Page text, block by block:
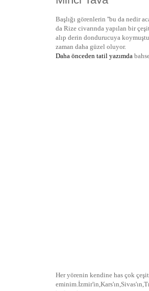
Başlığı görenlerin ''bu da nedir
da Rize civarında yapılan bir
alıp derin dondurucuya
zaman daha güzel oluyor.
Daha önceden tatil yazımda
Her yörenin kendine has çok